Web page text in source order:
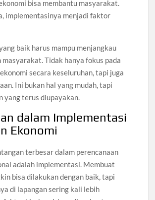
bisa membantu masyarakat.
implementasinya menjadi faktor
baik harus mampu menjangkau
masyarakat. Tidak hanya fokus pada
secara keseluruhan, tapi juga
Ini bukan hal yang mudah, tapi
yang terus diupayakan.
dalam Implementasi
Ekonomi
terbesar dalam perencanaan
adalah implementasi. Membuat
bisa dilakukan dengan baik, tapi
di lapangan sering kali lebih